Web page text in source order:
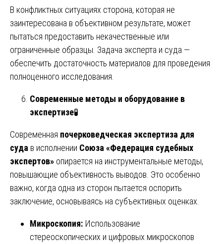
В конфликтных ситуациях сторона, которая не
заинтересована в объективном результате, может
пытаться предоставить некачественные или
ограниченные образцы. Задача эксперта и суда —
обеспечить достаточность материалов для проведения
полноценного исследования.
Современные методы и оборудование в
экспертизе🧪
Современная почерковедческая экспертиза для
суда в исполнении Союза «Федерация судебных
экспертов» опирается на инструментальные методы,
повышающие объективность выводов. Это особенно
важно, когда одна из сторон пытается оспорить
заключение, основываясь на субъективных оценках.
Микроскопия: Использование
стереоскопических и цифровых микроскопов